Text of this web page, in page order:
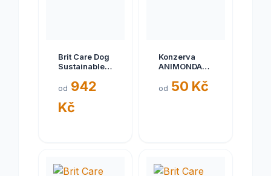
Brit Care Dog
Sustainable
od 942
Kč
Konzerva
ANIMONDA
senior telecí
od 50 Kč